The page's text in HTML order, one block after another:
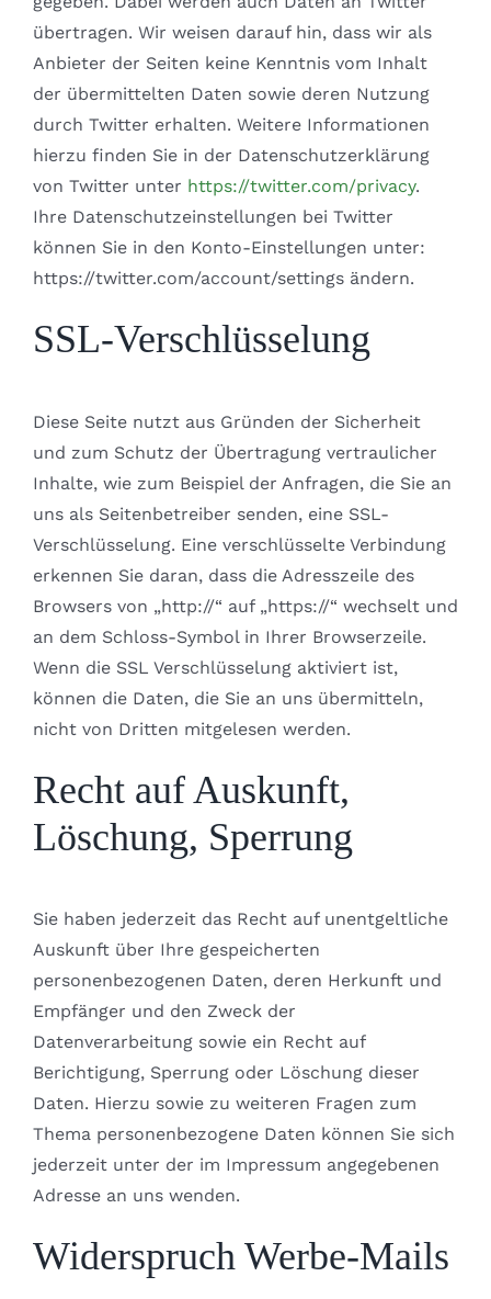
übertragen. Wir weisen darauf hin, dass wir als
Anbieter der Seiten keine Kenntnis vom Inhalt
der übermittelten Daten sowie deren Nutzung
durch Twitter erhalten. Weitere Informationen
hierzu finden Sie in der Datenschutzerklärung
von Twitter unter https://twitter.com/privacy.
Ihre Datenschutzeinstellungen bei Twitter
können Sie in den Konto-Einstellungen unter:
https://twitter.com/account/settings ändern.
SSL-Verschlüsselung
Diese Seite nutzt aus Gründen der Sicherheit
und zum Schutz der Übertragung vertraulicher
Inhalte, wie zum Beispiel der Anfragen, die Sie an
uns als Seitenbetreiber senden, eine SSL-
Verschlüsselung. Eine verschlüsselte Verbindung
erkennen Sie daran, dass die Adresszeile des
Browsers von „http://“ auf „https://“ wechselt und
an dem Schloss-Symbol in Ihrer Browserzeile.
Wenn die SSL Verschlüsselung aktiviert ist,
können die Daten, die Sie an uns übermitteln,
nicht von Dritten mitgelesen werden.
Recht auf Auskunft,
Löschung, Sperrung
Sie haben jederzeit das Recht auf unentgeltliche
Auskunft über Ihre gespeicherten
personenbezogenen Daten, deren Herkunft und
Empfänger und den Zweck der
Datenverarbeitung sowie ein Recht auf
Berichtigung, Sperrung oder Löschung dieser
Daten. Hierzu sowie zu weiteren Fragen zum
Thema personenbezogene Daten können Sie sich
jederzeit unter der im Impressum angegebenen
Adresse an uns wenden.
Widerspruch Werbe-Mails